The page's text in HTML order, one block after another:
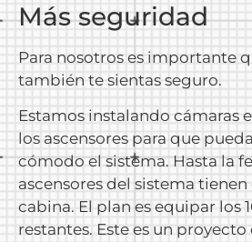
Más seguridad
Para nosotros es importante
también te sientas seguro.
Estamos instalando cámaras
los ascensores para que
cómodo el sistema. Hasta la
ascensores del sistema tienen
cabina. El plan es equipar los
restantes. Este es un proyecto